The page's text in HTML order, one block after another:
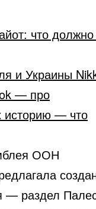
что должно
и Украины
— про
историю — что
ООН
— раздел